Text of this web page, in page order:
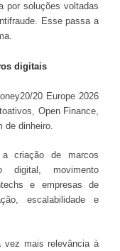
por soluções voltadas
Esse passa a
digitais
20 Europe 2026
Open Finance,
de dinheiro.
criação de marcos
digital, movimento
e empresas de
escalabilidade e
vez mais relevância à